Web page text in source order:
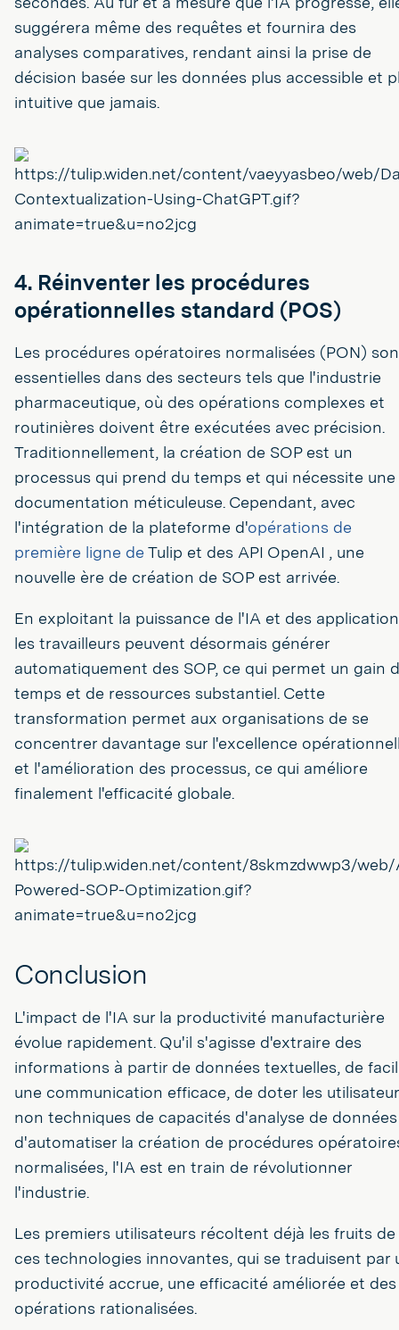
suggérera même des requêtes et fournira des
analyses comparatives, rendant ainsi la prise de
décision basée sur les données plus accessible et
intuitive que jamais.
4. Réinventer les procédures
opérationnelles standard (POS)
Les procédures opératoires normalisées (PON)
essentielles dans des secteurs tels que l'industrie
pharmaceutique, où des opérations complexes et
routinières doivent être exécutées avec précision.
Traditionnellement, la création de SOP est un
processus qui prend du temps et qui nécessite une
documentation méticuleuse. Cependant, avec
l'intégration de la plateforme d'opérations de
première ligne de Tulip et des API OpenAI , une
nouvelle ère de création de SOP est arrivée.
En exploitant la puissance de l'IA et des
les travailleurs peuvent désormais générer
automatiquement des SOP, ce qui permet un gain
temps et de ressources substantiel. Cette
transformation permet aux organisations de se
concentrer davantage sur l'excellence
et l'amélioration des processus, ce qui améliore
finalement l'efficacité globale.
Conclusion
L'impact de l'IA sur la productivité manufacturière
évolue rapidement. Qu'il s'agisse d'extraire des
informations à partir de données textuelles, de
une communication efficace, de doter les
non techniques de capacités d'analyse de
d'automatiser la création de procédures
normalisées, l'IA est en train de révolutionner
l'industrie.
Les premiers utilisateurs récoltent déjà les fruits de
ces technologies innovantes, qui se traduisent par
productivité accrue, une efficacité améliorée et des
opérations rationalisées.